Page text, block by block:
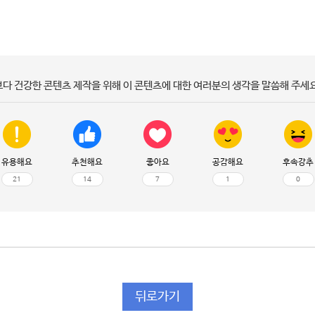
다 건강한 콘텐츠 제작을 위해 이 콘텐츠에 대한 여러분의 생각을 말씀해 주세
유용해요
21
추천해요
14
좋아요
7
공감해요
1
후속강추
0
뒤로가기